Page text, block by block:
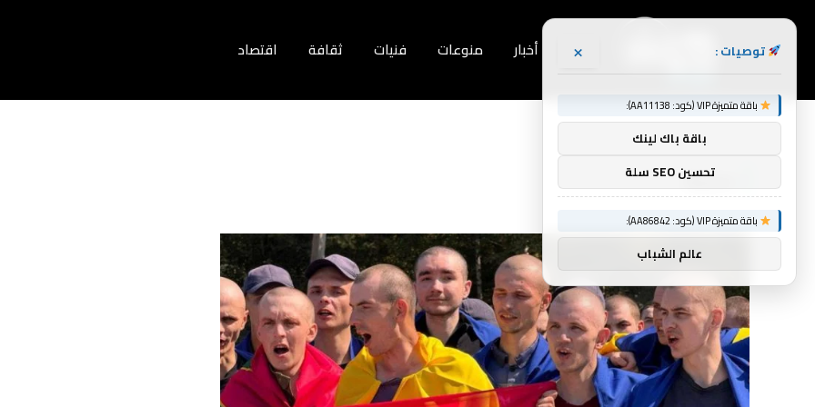
أخبار منوعات فنيات ثقافة اقتصاد
Home
»سجينا
سجينا
توصيات : ×
باقة متميزة VIP (كود: AA11138):
باقة باك لينك
تحسين SEO سلة
باقة متميزة VIP (كود: AA86842):
عالم الشباب